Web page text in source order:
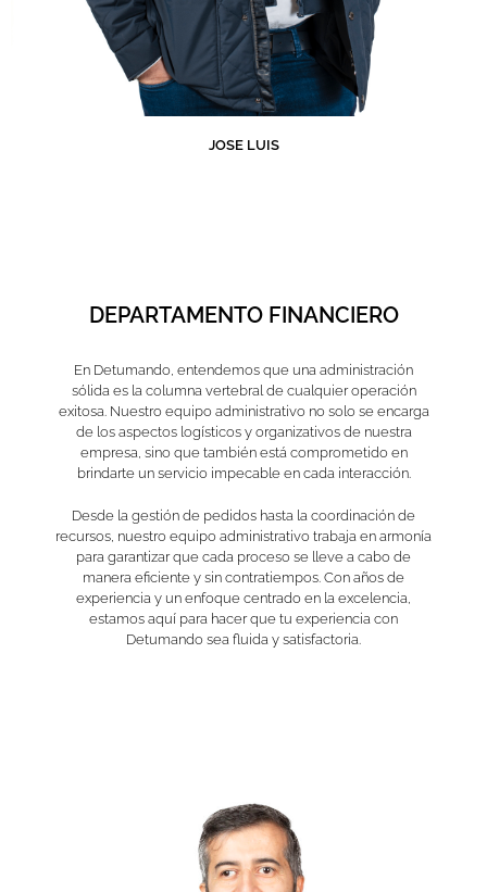
JOSE LUIS
DEPARTAMENTO FINANCIERO
En Detumando, entendemos que una administración
sólida es la columna vertebral de cualquier operación
exitosa. Nuestro equipo administrativo no solo se encarga
de los aspectos logísticos y organizativos de nuestra
empresa, sino que también está comprometido en
brindarte un servicio impecable en cada interacción.
Desde la gestión de pedidos hasta la coordinación de
recursos, nuestro equipo administrativo trabaja en armonía
para garantizar que cada proceso se lleve a cabo de
manera eficiente y sin contratiempos. Con años de
experiencia y un enfoque centrado en la excelencia,
estamos aquí para hacer que tu experiencia con
Detumando sea fluida y satisfactoria.